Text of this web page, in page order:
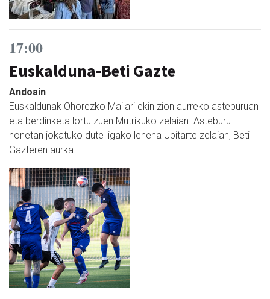
17:00
Euskalduna-Beti Gazte
Andoain
Euskaldunak Ohorezko Mailari ekin zion aurreko asteburuan
eta berdinketa lortu zuen Mutrikuko zelaian. Asteburu
honetan jokatuko dute ligako lehena Ubitarte zelaian, Beti
Gazteren aurka.